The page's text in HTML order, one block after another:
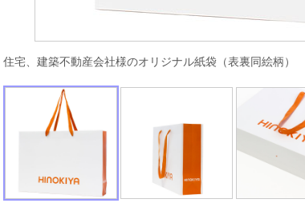
住宅、建築不動産会社様のオリジナル紙袋（表裏同絵柄）